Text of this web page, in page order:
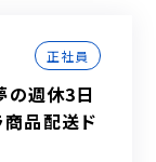
正社員
の週休3日
品配送ド